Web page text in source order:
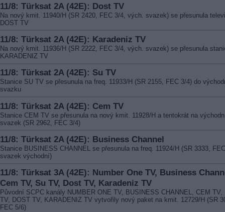
11/8: Türksat 2A (42E): Dost TV
Na nový kmit. 11940/H (SR 2420, FEC 3/4, vých. svazek) se přesunula
DOST TV
11/8: Türksat 2A (42E): Karadeniz TV
Na nový kmit. 11936/H (SR 2222, FEC 3/4, vých. svazek) se přesunula
KARADENIZ TV
11/8: Türksat 2A (42E): Su TV
Stanice SU TV se přesunula na freq. 11933/H (SR 2155, FEC 3/4) do
svazku
11/8: Türksat 2A (42E): Cem TV
Stanice CEM TV se přesunula na nový kmit. 11928/H a tentokrát na
svazek (SR 2962, FEC 3/4)
11/8: Türksat 2A (42E): Business Channel
Stanice BUSINESS CHANNEL se přesunula na freq. 11924/H (SR 3333,
svazek východní)
11/8: Türksat 3A (42E): Number One TV, Business
Cem TV, Su TV, Dost TV, Karadeniz TV
Původní SCPC kanály NUMBER ONE TV, BUSINESS CHANNEL, CEM TV,
TV, DOST TV, KARADENIZ TV vytvořily nový paket na kmit. 12729/H (SR
FEC 5/6)